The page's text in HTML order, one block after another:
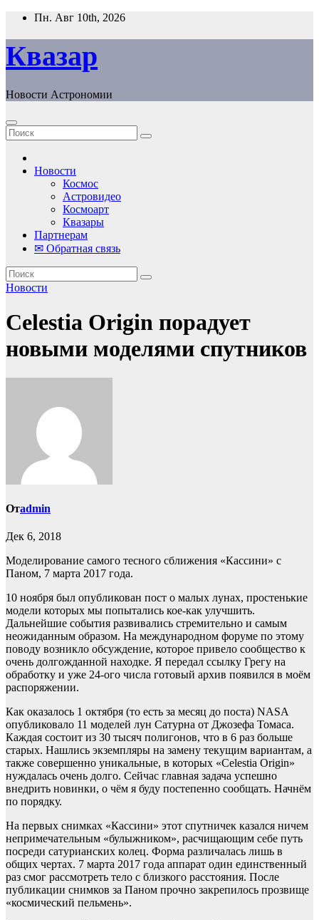
Перейти
содержанию
Пн. Авг 10th, 2026
Квазар
Новости Астрономии
Новости
Космос
Астровидео
Космоарт
Квазары
Партнерам
✉ Обратная связь
Новости
Celestia Origin порадует
новыми моделями спутников
Отadmin
Дек 6, 2018
Моделирование самого тесного сближения «Кассини» с
Паном, 7 марта 2017 года.
10 ноября был опубликован пост о малых лунах, простенькие
модели которых мы попытались кое-как улучшить.
Дальнейшие события развивались стремительно и самым
неожиданным образом. На международном форуме по этому
поводу возникло обсуждение, которое привело сообщество к
очень долгожданной находке. Я передал ссылку Грегу на
обработку и уже 24-ого числа готовый архив появился в моём
распоряжении.
Как оказалось 1 октября (то есть за месяц до поста) NASA
опубликовало 11 моделей лун Сатурна от Джозефа Томаса.
Каждая состоит из 30 тысяч полигонов, что в 6 раз больше
старых. Нашлись экземпляры на замену текущим вариантам, а
также совершенно уникальные, в которых «Celestia Origin»
нуждалась очень долго. Сейчас главная задача успешно
внедрить новинки, о чём я буду постепенно сообщать. Начнём
по порядку.
На первых снимках «Кассини» этот спутничек казался ничем
непримечательным «булыжником», расчищающим себе путь
посреди сатурианских колец. Форма различалась лишь в
общих чертах. 7 марта 2017 года аппарат один единственный
раз смог рассмотреть тело с близкого расстояния. После
публикации снимков за Паном прочно закрепилось прозвище
«космический пельмень».